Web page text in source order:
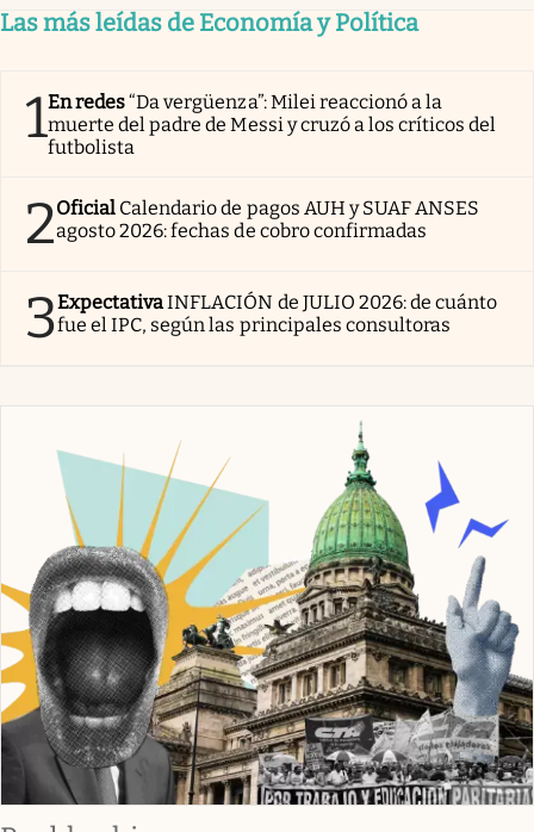
Las más leídas de Economía y Política
1En redes“Da vergüenza”: Milei reaccionó a la
muerte del padre de Messi y cruzó a los críticos del
futbolista
2Oficial Calendario de pagos AUH y SUAF ANSES
agosto 2026: fechas de cobro confirmadas
3ExpectativaINFLACIÓN de JULIO 2026: de cuánto
fue el IPC, según las principales consultoras